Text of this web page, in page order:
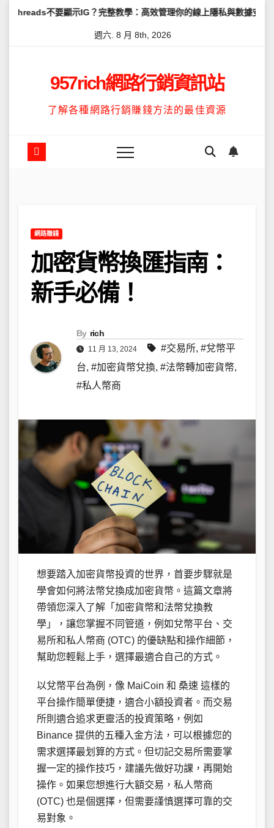
Skip
示IG？完整教學：高效管理你的線上隱私與數據安全 怎麼讓
週六. 8 月 8th, 2026
957rich網路行銷資訊站
了解各種網路行銷賺錢方法的最佳資源
網路賺錢
加密貨幣換匯指南：
新手必備！
By rich
11 月 13, 2024 #交易所, #兌幣平
台, #加密貨幣兌換, #法幣轉加密貨幣,
#私人幣商
想要踏入加密貨幣投資的世界，首要步驟就是
學會如何將法幣兌換成加密貨幣。這篇文章將
帶領您深入了解「加密貨幣和法幣兌換教
學」，讓您掌握不同管道，例如兌幣平台、交
易所和私人幣商 (OTC) 的優缺點和操作細節，
幫助您輕鬆上手，選擇最適合自己的方式。
以兌幣平台為例，像 MaiCoin 和 桑速 這樣的
平台操作簡單便捷，適合小額投資者。而交易
所則適合追求更靈活的投資策略，例如
Binance 提供的五種入金方法，可以根據您的
需求選擇最划算的方式。但切記交易所需要掌
握一定的操作技巧，建議先做好功課，再開始
操作。如果您想進行大額交易，私人幣商
(OTC) 也是個選擇，但需要謹慎選擇可靠的交
易對象。